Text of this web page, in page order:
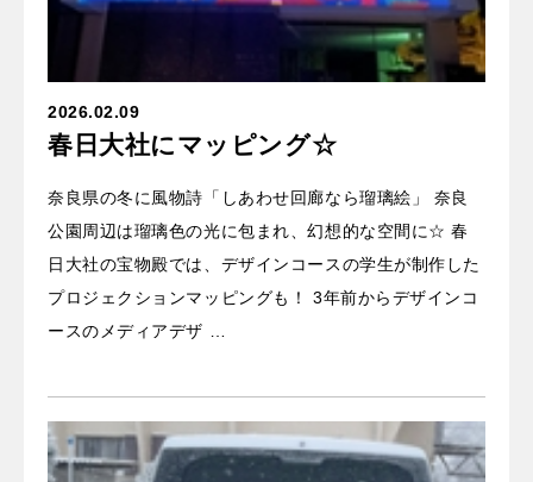
2026.02.09
春日大社にマッピング☆
奈良県の冬に風物詩「しあわせ回廊なら瑠璃絵」 奈良
公園周辺は瑠璃色の光に包まれ、幻想的な空間に☆ 春
日大社の宝物殿では、デザインコースの学生が制作した
プロジェクションマッピングも！ 3年前からデザインコ
ースのメディアデザ …